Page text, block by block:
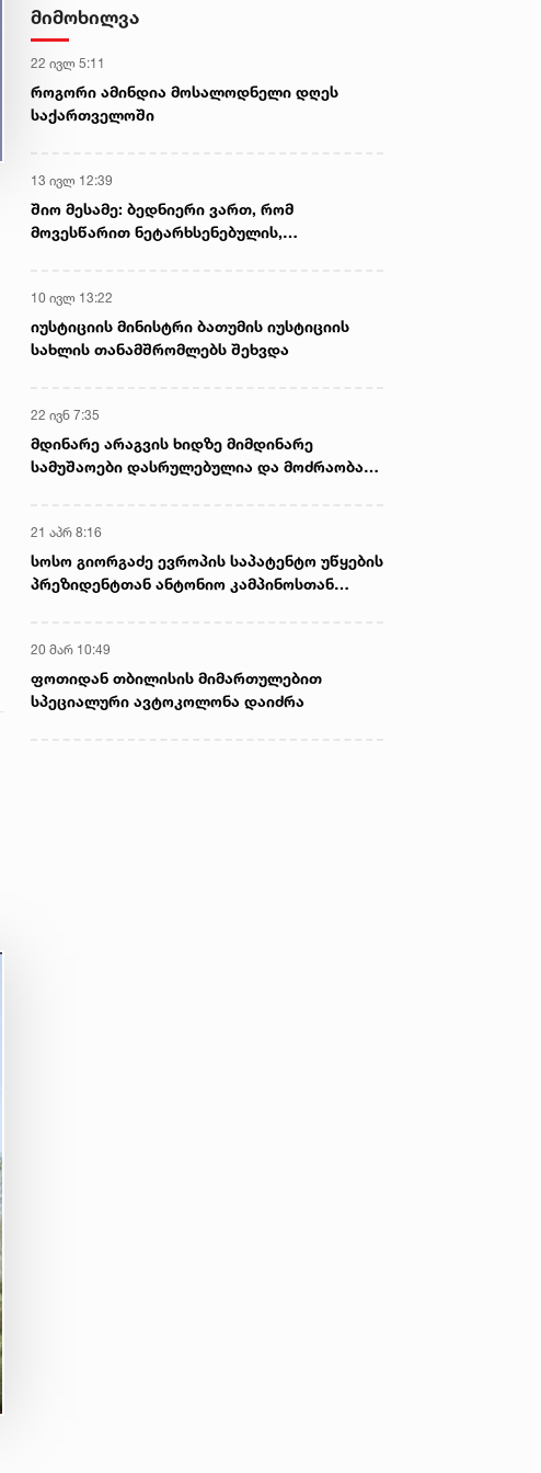
მიმოხილვა
22 ივლ 5:11
როგორი ამინდია მოსალოდნელი დღეს
საქართველოში
13 ივლ 12:39
შიო მესამე: ბედნიერი ვართ, რომ
მოვესწარით ნეტარხსენებულის,
10 ივლ 13:22
იუსტიციის მინისტრი ბათუმის იუსტიციის
სახლის თანამშრომლებს შეხვდა
22 ივნ 7:35
მდინარე არაგვის ხიდზე მიმდინარე
სამუშაოები დასრულებულია და მოძრაობა
21 აპრ 8:16
სოსო გიორგაძე ევროპის საპატენტო უწყების
პრეზიდენტთან ანტონიო კამპინოსთან
20 მარ 10:49
ფოთიდან თბილისის მიმართულებით
სპეციალური ავტოკოლონა დაიძრა